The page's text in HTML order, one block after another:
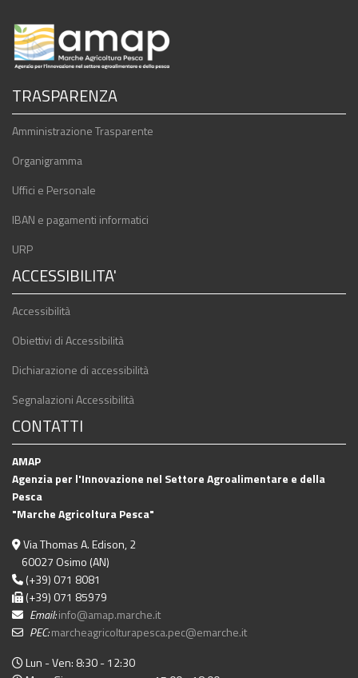
TRASPARENZA
Amministrazione Trasparente
Organigramma
Uffici e Personale
IBAN e pagamenti informatici
URP
ACCESSIBILITA'
Accessibilità
Obiettivi di Accessibilità
Dichiarazione di accessibilità
Segnalazioni Accessibilità
CONTATTI
AMAP
Agenzia per l'Innovazione nel Settore Agroalimentare e della
Pesca
"Marche Agricoltura Pesca"
Via Thomas A. Edison, 2
60027 Osimo (AN)
(+39) 071 8081
(+39) 071 85979
Email:info@amap.marche.it
PEC:marcheagricolturapesca.pec@emarche.it
Lun - Ven: 8:30 - 12:30